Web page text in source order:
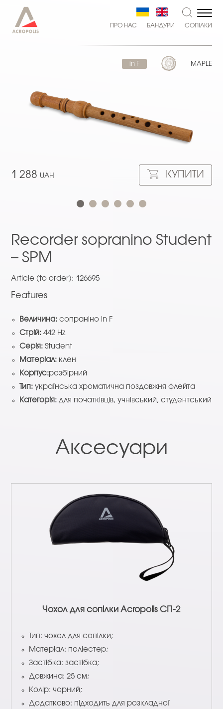
СОПІЛКИ
БАНДУРИ
ПРО НАС
in F MAPLE
1 288 UAH КУПИТИ
Recorder sopranino Student
– SPM
Article (to order): 126695
Features
Величина: сопраніно in F
Стрій: 442 Hz
Серія: Student
Матеріал: клен
Корпус:розбірний
Тип: українська хроматична поздовжня флейта
Категорія: для початківців, учнівський, студентський
Аксесуари
Чохол для сопілки Acropolis СП-2
Тип: чохол для сопілки;
Матеріал: поліестер;
Застібка: застібка;
Довжина: 25 см;
Колір: чорний;
Додатково: підходить для розкладної